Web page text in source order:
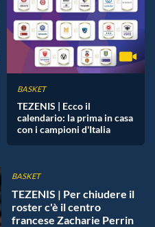
BASKET
TEZENIS | Ecco il
calendario: la prima in casa
con i campioni d'Italia
BASKET
TEZENIS | Per chiudere il
roster c'è il centro
francese Zacharie Perrin